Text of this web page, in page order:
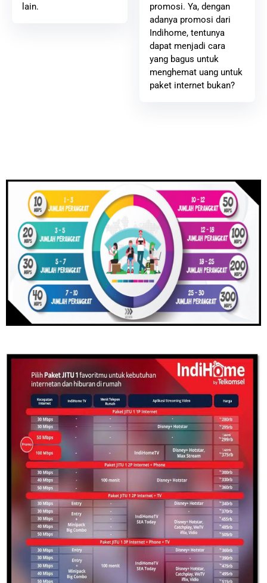
lain.
promosi. Ya, dengan
adanya promosi dari
Indihome, tentunya
dapat menjadi cara
yang bagus untuk
menghemat uang untuk
paket internet bukan?